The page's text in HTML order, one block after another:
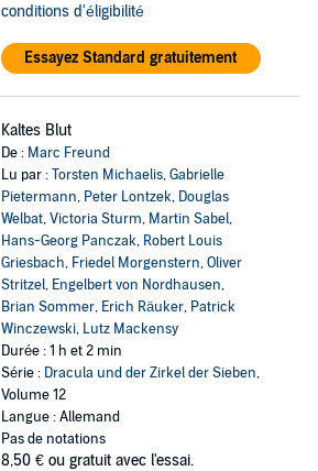
conditions d'éligibilité
Essayez Standard gratuitement
Kaltes Blut
De : Marc Freund
Lu par :Torsten Michaelis,Gabrielle
Pietermann, Peter Lontzek, Douglas
Welbat,Victoria Sturm, Martin Sabel,
Hans-Georg Panczak, Robert Louis
Griesbach, Friedel Morgenstern,Oliver
Stritzel, Engelbert von Nordhausen,
Brian Sommer, Erich Räuker, Patrick
Winczewski, Lutz Mackensy
Durée : 1 h et 2 min
Série : Dracula und der Zirkel der Sieben,
Volume 12
Langue : Allemand
Pas de notations
8,50 € ou gratuit avec l'essai.